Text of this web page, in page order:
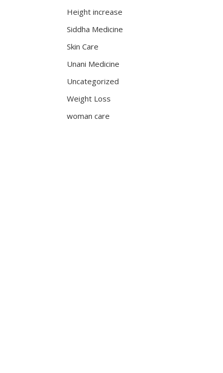
Height increase
Siddha Medicine
Skin Care
Unani Medicine
Uncategorized
Weight Loss
woman care